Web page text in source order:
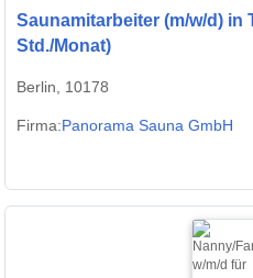
Saunamitarbeiter (m/w/d) in
Std./Monat)
Berlin, 10178
Firma:Panorama Sauna GmbH